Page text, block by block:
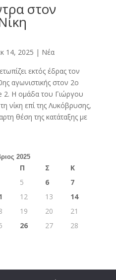
στον
14, 2025 | Νέα
εκτός έδρας τον
αγωνιστικής στον 2ο
2. Η ομάδα του Γιώργου
νίκη επί της Λυκόβρυσης,
θέση της κατάταξης με
2025
Π Σ
Κ
5 6
7
12 13
14
19 20
21
26 27
28